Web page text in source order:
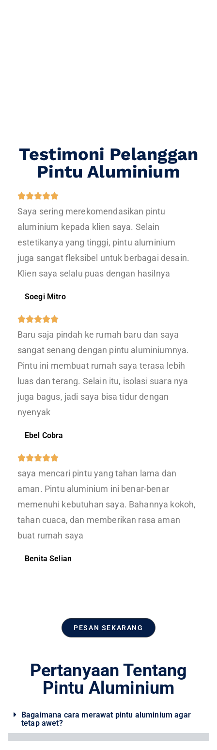
Testimoni Pelanggan
Pintu Aluminium
Saya sering merekomendasikan pintu
aluminium kepada klien saya. Selain
estetikanya yang tinggi, pintu aluminium
juga sangat fleksibel untuk berbagai desain.
Klien saya selalu puas dengan hasilnya
Soegi Mitro
Baru saja pindah ke rumah baru dan saya
sangat senang dengan pintu aluminiumnya.
Pintu ini membuat rumah saya terasa lebih
luas dan terang. Selain itu, isolasi suara nya
juga bagus, jadi saya bisa tidur dengan
nyenyak
Ebel Cobra
saya mencari pintu yang tahan lama dan
aman. Pintu aluminium ini benar-benar
memenuhi kebutuhan saya. Bahannya kokoh,
tahan cuaca, dan memberikan rasa aman
buat rumah saya
Benita Selian
PESAN SEKARANG
Pertanyaan Tentang
Pintu Aluminium
Bagaimana cara merawat pintu aluminium agar
tetap awet?